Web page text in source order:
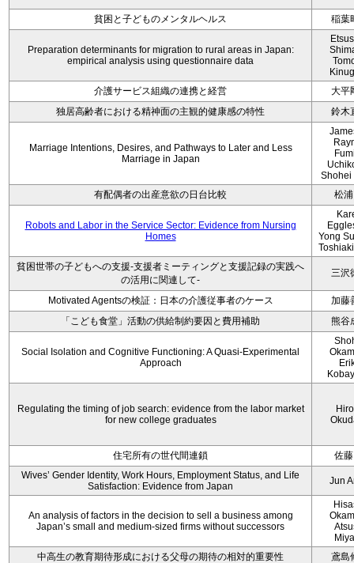
貧困と子どものメンタルヘルス 稲葉
Preparation determinants for migration to rural areas in Japan:
empirical analysis using questionnaire data
介護サービス組織の連携と経営
大平
独居高齢者における精神面の主観的健康感の特性
鈴木
Marriage Intentions, Desires, and Pathways to Later and Less
Marriage in Japan
Shohei
有配偶者の出産意欲の日台比較
松
Robots and Labor in the Service Sector: Evidence from Nursing
Homes
Yong
貧困世帯の子どもへの支援-支援者ミーティングと支援記録の実践へ
の活用に関連して-
三沢
Motivated Agentsの検証：日本の介護従事者のケース
加藤
「こども食堂」活動の供給制約要因と費用補助
熊谷
Social Isolation and Cognitive Functioning: A Quasi-Experimental
Approach
Regulating the timing of job search: evidence from the labor market
for new college graduates
住宅所有の世代間連鎖
佐
Wives’ Gender Identity, Work Hours, Employment Status, and Life
Satisfaction: Evidence from Japan
Jun
An analysis of factors in the decision to sell a business among
Japan’s small and medium-sized firms without successors
中高生の教育期待形成における父母の期待の相対的重要性
鳶島